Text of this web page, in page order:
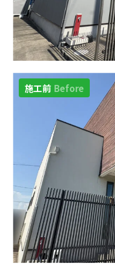
施工前 Before